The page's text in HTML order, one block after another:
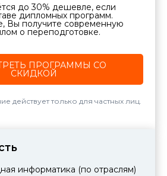
до 30% дешевле, если
дипломных программ.
Вы получите современную
о переподготовке.
ПРОГРАММЫ СО
СКИДКОЙ
действует только для частных лиц.
информатика (по отраслям)